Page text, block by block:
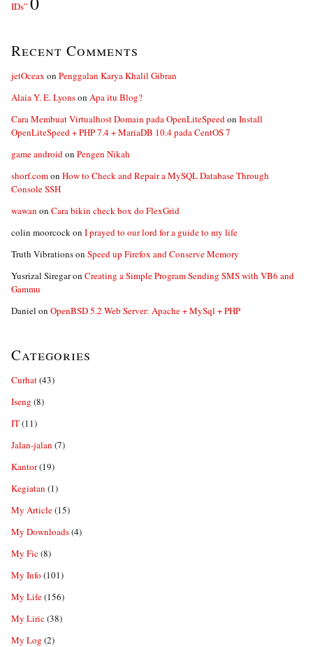
IDs”
Recent Comments
jetOceax on Penggalan Karya Khalil Gibran
Alaia Y. E. Lyonson Apa itu Blog?
Cara Membuat Virtualhost Domain pada OpenLiteSpeedon Install
OpenLiteSpeed + PHP 7.4 + MariaDB 10.4 pada CentOS 7
game androidon Pengen Nikah
shorf.comon How to Check and Repair a MySQL Database Through
Console SSH
wawan on Cara bikin check box do FlexGrid
colin moorcockon I prayed to our lord for a guide to my life
Truth Vibrationson Speed up Firefox and Conserve Memory
Yusrizal Siregaron Creating a Simple Program Sending SMS with VB6 and
Gammu
Daniel on OpenBSD 5.2 Web Server: Apache + MySql + PHP
Categories
Curhat(43)
Iseng (8)
IT(11)
Jalan-jalan (7)
Kantor(19)
Kegiatan (1)
My Article(15)
My Downloads(4)
My Fic(8)
My Info (101)
My Life(156)
My Liric(38)
My Log (2)